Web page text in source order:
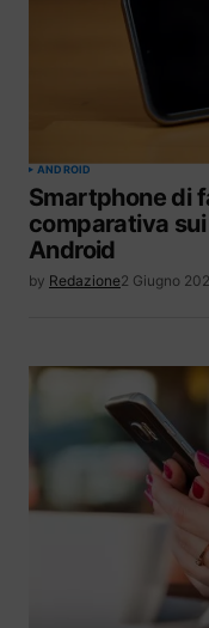
ANDROID
Smartphone di
comparativa
Android
by Redazione2 Giugno